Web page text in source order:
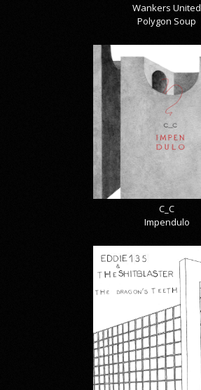
Wankers United
Polygon Soup
C_C
Impendulo